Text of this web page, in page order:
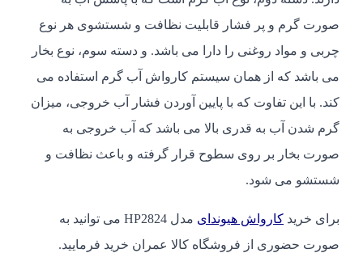
صورت گرم و پر فشار قابلیت نظافت و شستشوی هر نوع
چربی و مواد روغنی را دارا می باشد. و دسته سوم، نوع بخار
می باشد که از همان سیستم کارواش آب گرم استفاده می
کند. با این تفاوت که با پایین آوردن فشار آب خروجی، میزان
گرم شدن آب به قدری بالا می باشد که آب خروجی به
صورت بخار بر روی سطوح قرار گرفته و باعث نظافت و
شستشو می شود.
برای خرید کارواش هیوندای
مدل HP2824 می توانید به
صورت حضوری از فروشگاه کالا عمران خرید فرمایید.